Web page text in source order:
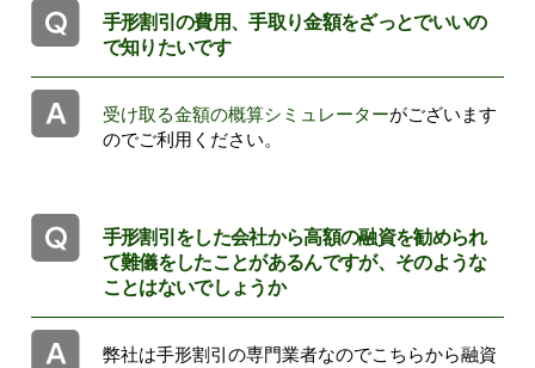
手形割引の費用、手取り金額をざっとでいいの
で知りたいです
受け取る金額の概算シミュレーターがございます
のでご利用ください。
手形割引をした会社から高額の融資を勧められ
て難儀をしたことがあるんですが、そのような
ことはないでしょうか
弊社は手形割引の専門業者なのでこちらから融資